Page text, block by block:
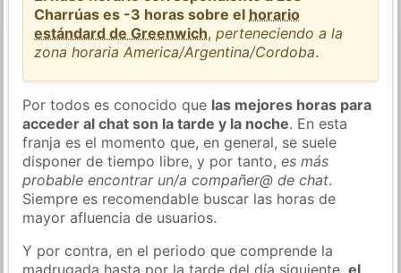
Charrúas es -3 horas sobre el horario
estándard de Greenwich,perteneciendo a la
zona horaria America/Argentina/Cordoba.
Por todos es conocido que las mejores horas para
acceder al chat son la tarde y la noche. En esta
franja es el momento que, en general, se suele
disponer de tiempo libre, y por tanto,es más
probable encontrar un/a compañer@ de chat.
Siempre es recomendable buscar las horas de
mayor afluencia de usuarios.
Y por contra, en el periodo que comprende la
madrugada hasta por la tarde del día siguiente,el